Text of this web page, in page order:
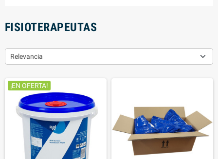
FISIOTERAPEUTAS
Relevancia
¡EN OFERTA!